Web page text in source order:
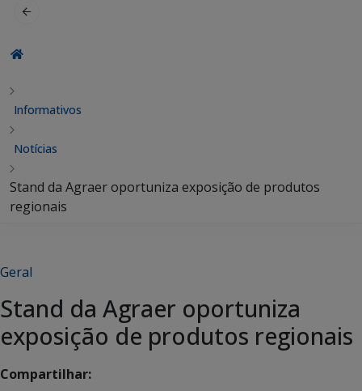
Informativos
Notícias
Stand da Agraer oportuniza exposição de produtos
regionais
Geral
Stand da Agraer oportuniza
exposição de produtos regionais
Compartilhar: